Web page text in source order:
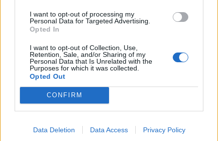
I want to opt-out of processing my
Personal Data for Targeted Advertising.
Opted In
I want to opt-out of Collection, Use,
Retention, Sale, and/or Sharing of my
Personal Data that Is Unrelated with the
Purposes for which it was collected.
Opted Out
CONFIRM
Data Deletion Data Access Privacy Policy
Ειδήσεις 5-8-2026